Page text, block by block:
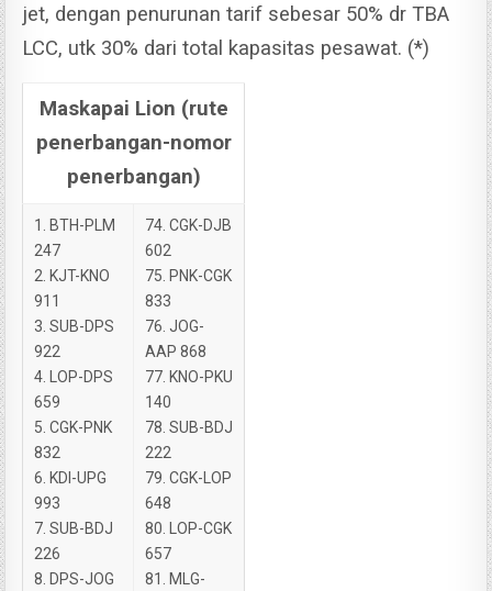
jet, dengan penurunan tarif sebesar 50% dr TBA
LCC, utk 30% dari total kapasitas pesawat. (*)
Maskapai Lion (rute
penerbangan-nomor
penerbangan)
1. BTH-PLM
247
2. KJT-KNO
911
3. SUB-DPS
922
4. LOP-DPS
659
5. CGK-PNK
832
6. KDI-UPG
993
7. SUB-BDJ
226
8. DPS-JOG
74. CGK-DJB
602
75. PNK-CGK
833
76. JOG-
AAP 868
77. KNO-PKU
140
78. SUB-BDJ
222
79. CGK-LOP
648
80. LOP-CGK
657
81. MLG-